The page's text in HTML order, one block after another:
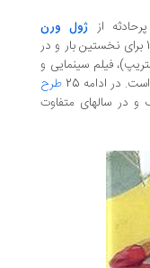
از ژول‌ ورن
(1828-1905)، نویسنده فرانسوی ست، که در 1876 برای نخستین بار و در
فیلم سینمایی و
در ادامه 25
طرح
و در سالهای متفاوت